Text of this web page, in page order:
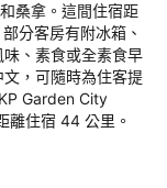
桑拿。這間住宿距
分客房有附冰箱、
、素食或全素食早
，可隨時為住客提
Garden City
離住宿 44 公里。